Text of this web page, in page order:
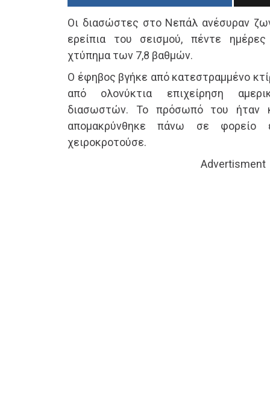
Oι διασώστες στο Νεπάλ ανέσυραν
ερείπια του σεισμού, πέντε
χτύπημα των 7,8 βαθμών.
Ο έφηβος βγήκε από κατεστραμμένο
από ολονύκτια επιχείρηση
διασωστών. Το πρόσωπό του ήταν
απομακρύνθηκε πάνω σε
χειροκροτούσε.
Advertisment